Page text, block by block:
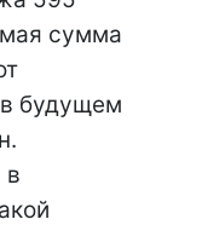
сумма
будущем
в